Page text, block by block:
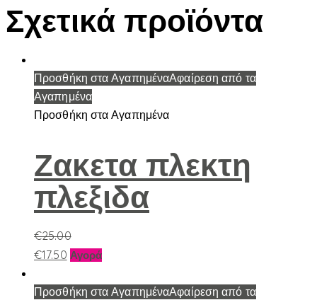
Σχετικά προϊόντα
Προσθήκη στα ΑγαπημέναΑφαίρεση από τα
Αγαπημένα
Προσθήκη στα Αγαπημένα
Ζακετα πλεκτη
πλεξιδα
€25.00
€17.50 ΑγοράΑυτό
προϊόν
Προσθήκη στα ΑγαπημέναΑφαίρεση από τα